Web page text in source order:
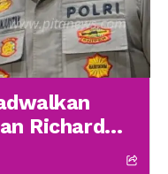
Richard